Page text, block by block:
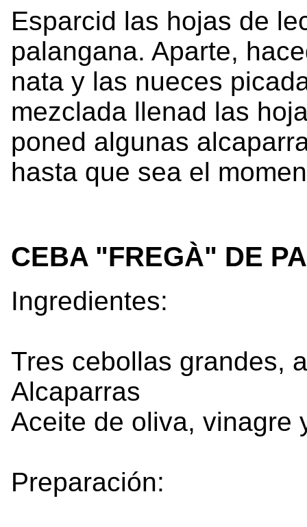
Esparcid las hojas de
palangana. Aparte,
nata y las nueces
mezclada llenad las
poned algunas
hasta que sea el
CEBA "FREGÀ" DE
Ingredientes:
Tres cebollas grandes,
Alcaparras
Aceite de oliva, vinagre
Preparación: